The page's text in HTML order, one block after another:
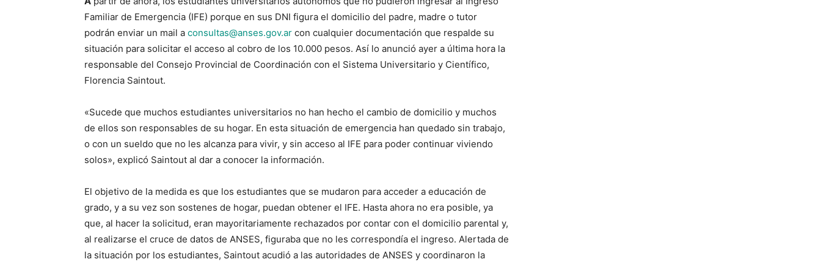
Familiar de Emergencia (IFE) porque en sus DNI figura el domicilio del padre, madre o tutor
podrán enviar un mail a consultas@anses.gov.ar con cualquier documentación que respalde su
situación para solicitar el acceso al cobro de los 10.000 pesos. Así lo anunció ayer a última hora la
responsable del Consejo Provincial de Coordinación con el Sistema Universitario y Científico,
Florencia Saintout.
«Sucede que muchos estudiantes universitarios no han hecho el cambio de domicilio y muchos
de ellos son responsables de su hogar. En esta situación de emergencia han quedado sin trabajo,
o con un sueldo que no les alcanza para vivir, y sin acceso al IFE para poder continuar viviendo
solos», explicó Saintout al dar a conocer la información.
El objetivo de la medida es que los estudiantes que se mudaron para acceder a educación de
grado, y a su vez son sostenes de hogar, puedan obtener el IFE. Hasta ahora no era posible, ya
que, al hacer la solicitud, eran mayoritariamente rechazados por contar con el domicilio parental y,
al realizarse el cruce de datos de ANSES, figuraba que no les correspondía el ingreso. Alertada de
la situación por los estudiantes, Saintout acudió a las autoridades de ANSES y coordinaron la